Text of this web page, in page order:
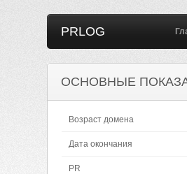
PRLOG
ОСНОВНЫЕ
Возраст домена
Дата окончания
PR